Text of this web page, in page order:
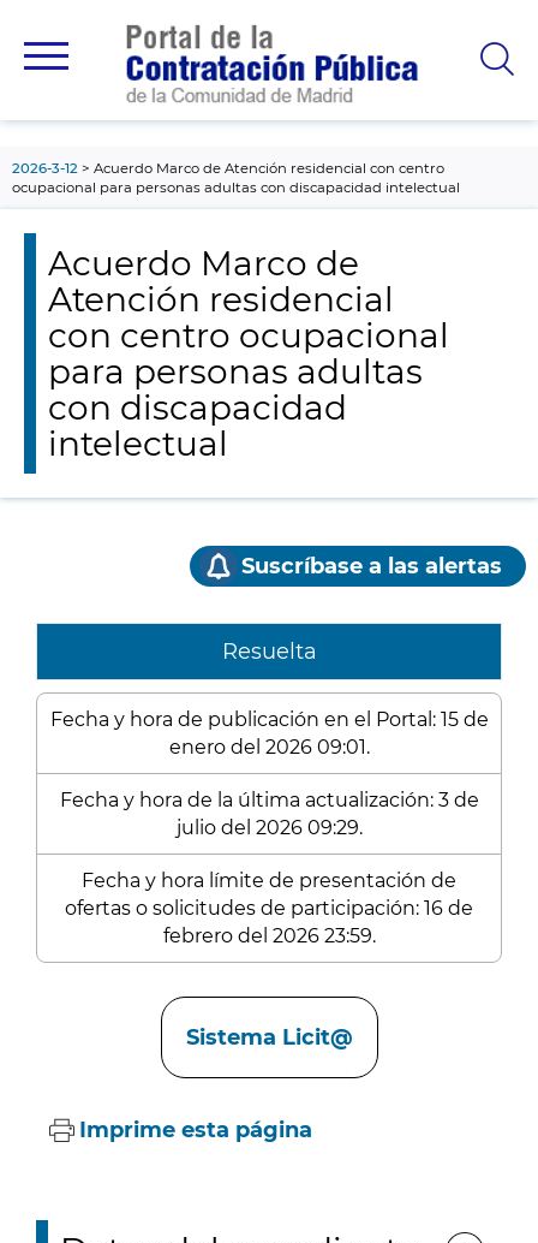
principal
2026-3-12
Acuerdo Marco de Atención residencial con centro
ocupacional para personas adultas con discapacidad intelectual
Acuerdo Marco de
Atención residencial
con centro ocupacional
para personas adultas
con discapacidad
intelectual
Suscríbase a las alertas
Resuelta
Fecha y hora de publicación en el Portal: 15 de
enero del 2026 09:01.
Fecha y hora de la última actualización: 3 de
julio del 2026 09:29.
Fecha y hora límite de presentación de
ofertas o solicitudes de participación: 16 de
febrero del 2026 23:59.
Sistema Licit@
Imprime esta página